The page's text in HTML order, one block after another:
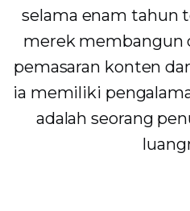
selama enam tahun
merek membangun
pemasaran konten
ia memiliki
adalah seorang